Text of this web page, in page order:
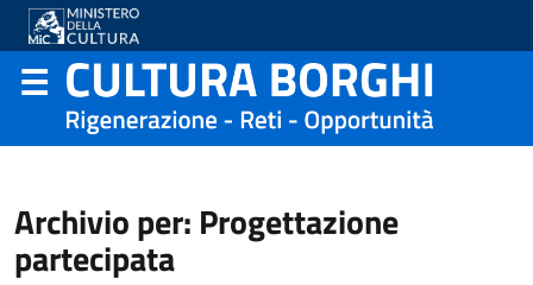
Archivio per: Progettazione
partecipata